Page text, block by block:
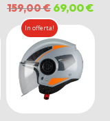
prezzo
attuale
79,00 €.
159,00€ Il
prezzo
originale
era:
159,00 €.
69,00€Il
In offerta!